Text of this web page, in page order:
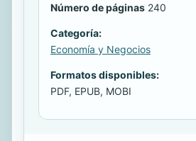
Número de páginas 240
Categoría:
Economía y Negocios
Formatos disponibles:
PDF, EPUB, MOBI